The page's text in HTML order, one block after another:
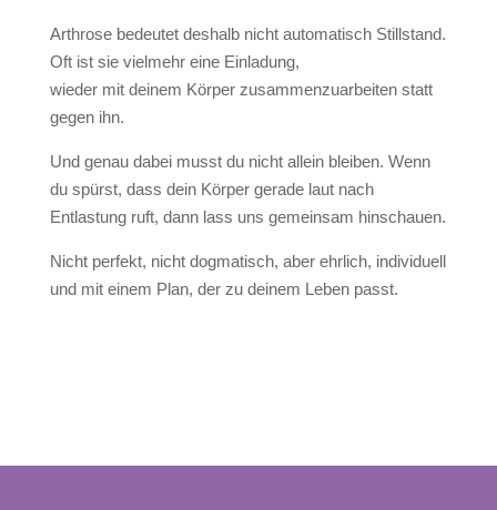
Arthrose bedeutet deshalb nicht automatisch Stillstand.
Oft ist sie vielmehr eine Einladung,
wieder mit deinem Körper zusammenzuarbeiten statt
gegen ihn.
Und genau dabei musst du nicht allein bleiben. Wenn
du spürst, dass dein Körper gerade laut nach
Entlastung ruft, dann lass uns gemeinsam hinschauen.
Nicht perfekt, nicht dogmatisch, aber ehrlich, individuell
und mit einem Plan, der zu deinem Leben passt.